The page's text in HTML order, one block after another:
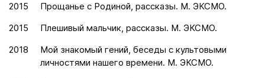
2015
Прощанье с Родиной, рассказы. М. ЭКСМО.
2015
Плешивый мальчик, рассказы. М. ЭКСМО.
2018
Мой знакомый гений, беседы с культовыми
личностями нашего времени. М. ЭКСМО.